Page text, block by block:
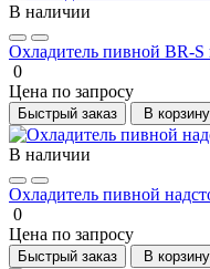
В наличии
Охладитель пивной BR-
0
Цена по запросу
Быстрый заказ В корзину
В наличии
Охладитель пивной
0
Цена по запросу
Быстрый заказ В корзину